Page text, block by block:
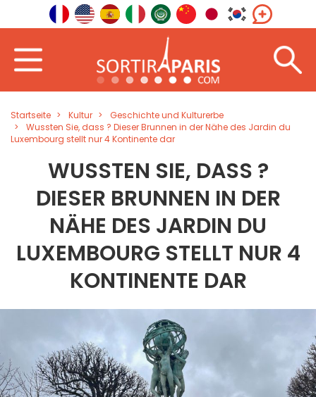
Startseite Kultur
Geschichte und Kulturerbe
Wussten Sie, dass ? Dieser Brunnen in der Nähe des Jardin du
Luxembourg stellt nur 4 Kontinente dar
WUSSTEN SIE, DASS ?
DIESER BRUNNEN IN DER
NÄHE DES JARDIN DU
LUXEMBOURG STELLT NUR 4
KONTINENTE DAR